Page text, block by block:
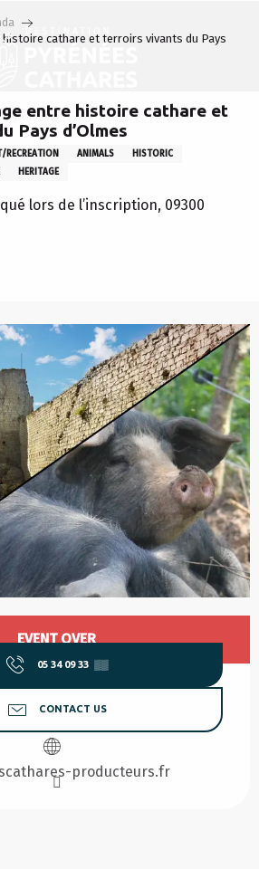
histoire cathare et terroirs vivants du Pays
entre histoire cathare et
Pays d’Olmes
RECREATION ANIMALS
HISTORIC
HERITAGE
lors de l’inscription, 09300
contact details
EVENT OVER
05 34 09 33 ▒▒
CONTACT US
producteurs.fr